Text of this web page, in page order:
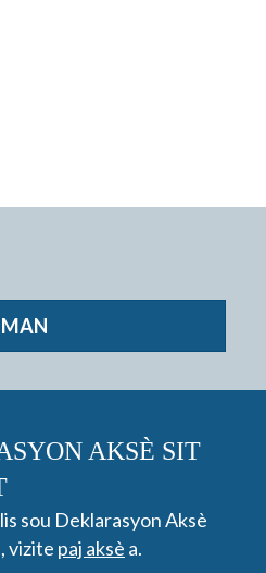
AKSÈ SIT
sou Deklarasyon Aksè
vizite paj aksè a.